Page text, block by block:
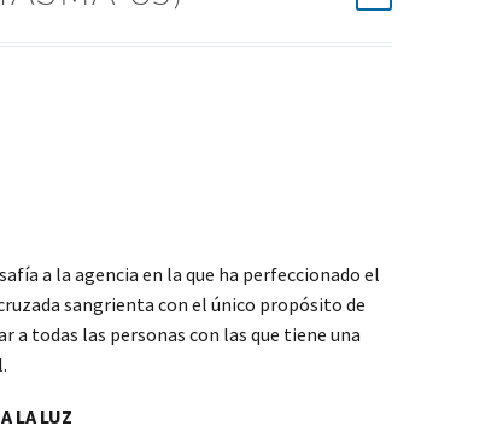
a la agencia en la que ha perfeccionado el
sangrienta con el único propósito de
a todas las personas con las que tiene una
LA LUZ